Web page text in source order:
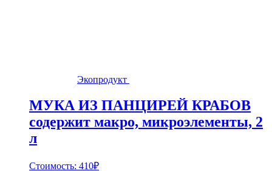
Экопродукт
МУКА ИЗ ПАНЦИРЕЙ КРАБОВ
содержит макро, микроэлементы, 2
л
Стоимость: 410₽